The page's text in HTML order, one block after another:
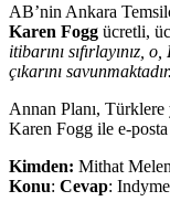
AB’nin Ankara
Karen Fogg ücretli,
itibarını sıfırlayınız,
çıkarını
Annan Planı, Türklere
Karen Fogg ile e-posta
Kimden: Mithat
Konu: Cevap: